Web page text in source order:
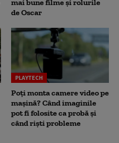
mai bune filme și rolurile
de Oscar
PLAYTECH
Poți monta camere video pe
mașină? Când imaginile
pot fi folosite ca probă și
când riști probleme